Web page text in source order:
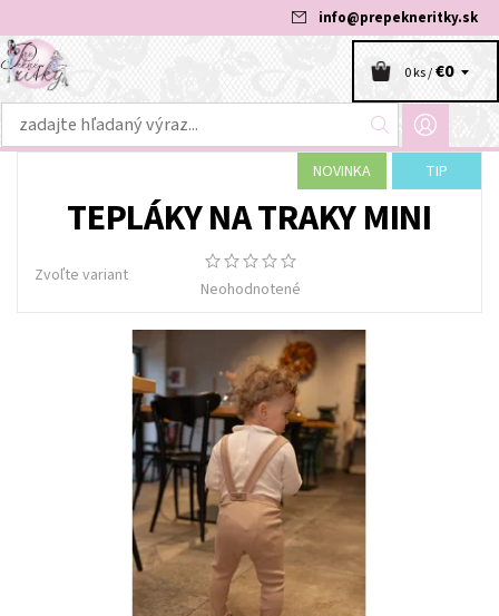
info@prepekneritky.sk
0 ks /€0
NOVINKA TIP
TEPLÁKY NA TRAKY MINI
Zvoľte variant
Neohodnotené